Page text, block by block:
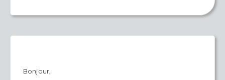
Bonjour,